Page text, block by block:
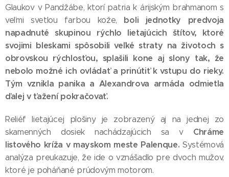
Glaukov v Pandžábe, ktorí patria k árijským brahmanom s
veľmi svetlou farbou kože, boli jednotky predvoja
napadnuté skupinou rýchlo lietajúcich štítov, ktoré
svojimi bleskami spôsobili veľké straty na životoch s
obrovskou rýchlosťou, splašili kone aj slony tak, že
nebolo možné ich ovládať a prinútiť k vstupu do rieky.
Tým vznikla panika a Alexandrova armáda odmietla
ďalej v ťažení pokračovať.
Reliéf lietajúcej plošiny je zobrazený aj na jednej zo
skamenných dosiek nachádzajúcich sa v Chráme
listového kríža v mayskom meste Palenque. Systémová
analýza preukazuje, že ide o vznášadlo pre dvoch mužov,
ktoré je poháňané prúdovým motorom.